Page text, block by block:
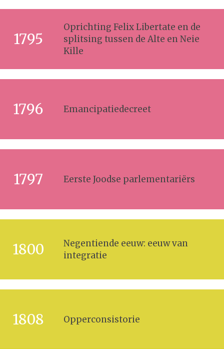
1795
Oprichting Felix Libertate en de
splitsing tussen de Alte en Neie
Kille
1796 Emancipatiedecreet
1797 Eerste Joodse parlementariërs
1800
Negentiende eeuw: eeuw van
integratie
1808 Opperconsistorie